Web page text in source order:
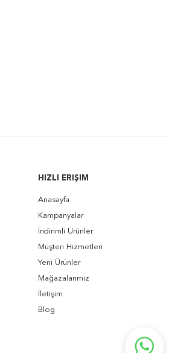
HIZLI ERIŞIM
Anasayfa
Kampanyalar
İndirimli Ürünler
Müşteri Hizmetleri
Yeni Ürünler
Mağazalarımız
İletişim
Blog